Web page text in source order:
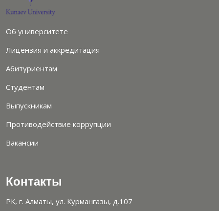
Об университете
Лицензия и аккредитация
Абитуриентам
Студентам
Выпускникам
Противодействие коррупции
Вакансии
Контакты
РК, г. Алматы, ул. Курмангазы, д.107